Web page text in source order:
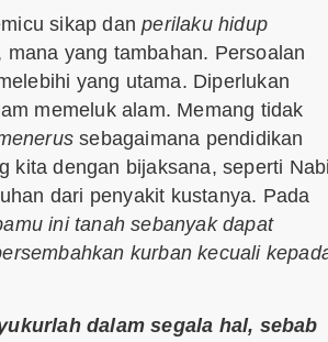
sikap danperilaku hidup
yang tambahan. Persoalan
yang utama. Diperlukan
memeluk alam. Memang tidak
sebagaimana pendidikan
kita dengan bijaksana, seperti Nabi
dari penyakit kustanya. Pada
ini tanah sebanyak dapat
kurban kecuali
dalam segala hal, sebab